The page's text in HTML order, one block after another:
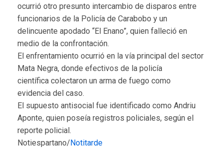
ocurrió otro presunto intercambio de disparos entre
funcionarios de la Policía de Carabobo y un
delincuente apodado “El Enano”, quien falleció en
medio de la confrontación.
El enfrentamiento ocurrió en la vía principal del sector
Mata Negra, donde efectivos de la policía
científica colectaron un arma de fuego como
evidencia del caso.
El supuesto antisocial fue identificado como Andriu
Aponte, quien poseía registros policiales, según el
reporte policial.
Notiespartano/Notitarde